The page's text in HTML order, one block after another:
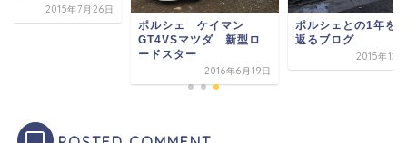
ポルシェ ケイマン
GT4VSマツダ 新型ロ
ポルシェとの1年を振り
返るブログ